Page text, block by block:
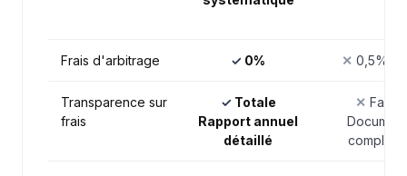
Frais d'arbitrage ✓ 0% ✕ 0,5% à
Transparence sur
frais
✓Totale
Rapport annuel
détaillé
✕ Faible